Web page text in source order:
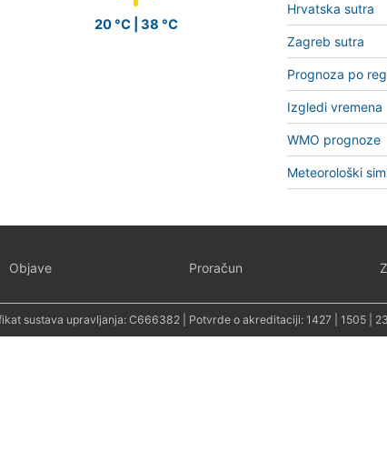
20 °C | 38 °C
Hrvatska sutra
Zagreb sutra
Prognoza po
Izgledi vremena
WMO prognoze
Meteorološki
Objave Proračun
sustava upravljanja: C666382| Potvrde o akreditaciji: 1427| 1505|